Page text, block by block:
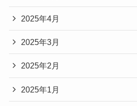
2025年4月
2025年3月
2025年2月
2025年1月